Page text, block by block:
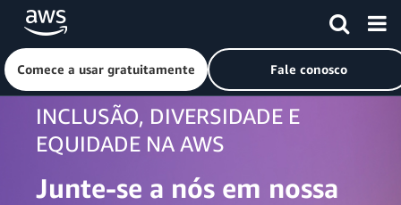
Pular para o conteúdo principal
Comece a usar gratuitamente Fale conosco
INCLUSÃO, DIVERSIDADE E
EQUIDADE NA AWS
Junte-se a nós em nossa